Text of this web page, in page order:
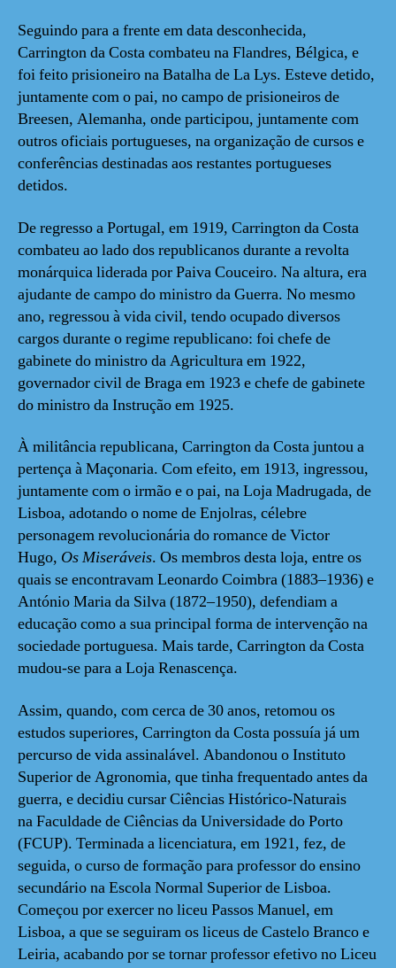
Seguindo para a frente em data desconhecida,
Carrington da Costa combateu na Flandres, Bélgica, e
foi feito prisioneiro na Batalha de La Lys. Esteve detido,
juntamente com o pai, no campo de prisioneiros de
Breesen, Alemanha, onde participou, juntamente com
outros oficiais portugueses, na organização de cursos e
conferências destinadas aos restantes portugueses
detidos.
De regresso a Portugal, em 1919, Carrington da Costa
combateu ao lado dos republicanos durante a revolta
monárquica liderada por Paiva Couceiro. Na altura, era
ajudante de campo do ministro da Guerra. No mesmo
ano, regressou à vida civil, tendo ocupado diversos
cargos durante o regime republicano: foi chefe de
gabinete do ministro da Agricultura em 1922,
governador civil de Braga em 1923 e chefe de gabinete
do ministro da Instrução em 1925.
À militância republicana, Carrington da Costa juntou a
pertença à Maçonaria. Com efeito, em 1913, ingressou,
juntamente com o irmão e o pai, na Loja Madrugada, de
Lisboa, adotando o nome de Enjolras, célebre
personagem revolucionária do romance de Victor
Hugo, Os Miseráveis. Os membros desta loja, entre os
quais se encontravam Leonardo Coimbra (1883–1936) e
António Maria da Silva (1872–1950), defendiam a
educação como a sua principal forma de intervenção na
sociedade portuguesa. Mais tarde, Carrington da Costa
mudou-se para a Loja Renascença.
Assim, quando, com cerca de 30 anos, retomou os
estudos superiores, Carrington da Costa possuía já um
percurso de vida assinalável. Abandonou o Instituto
Superior de Agronomia, que tinha frequentado antes da
guerra, e decidiu cursar Ciências Histórico-Naturais
na Faculdade de Ciências da Universidade do Porto
(FCUP). Terminada a licenciatura, em 1921, fez, de
seguida, o curso de formação para professor do ensino
secundário na Escola Normal Superior de Lisboa.
Começou por exercer no liceu Passos Manuel, em
Lisboa, a que se seguiram os liceus de Castelo Branco e
Leiria, acabando por se tornar professor efetivo no Liceu